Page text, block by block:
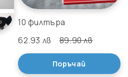
10 филтъра
62.93 лв
89.90 лв
Поръчай